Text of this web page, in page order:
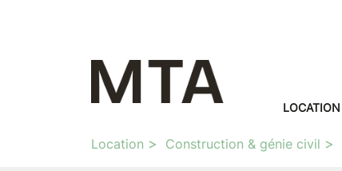
LOCATION
Location Construction & génie civil